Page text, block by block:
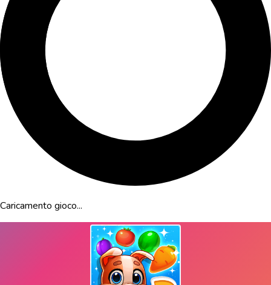
Caricamento gioco...